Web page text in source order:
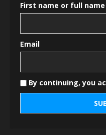
First name or full name
Email
By continuing, you